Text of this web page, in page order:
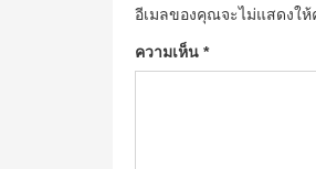
อีเมลของคุณจะไม่แสดงใ
ความเห็น *